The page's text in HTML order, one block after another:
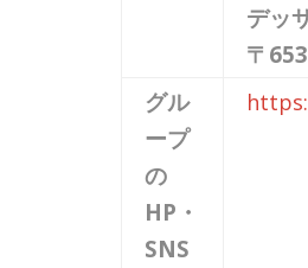
デッ
〒
グル
ープ
の
HP・
SNS